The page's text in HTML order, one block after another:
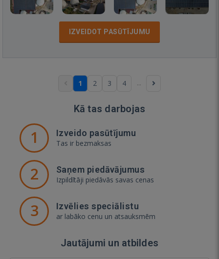
IZVEIDOT PASŪTĪJUMU
1 2 3 4 ...
Kā tas darbojas
1 Izveido pasūtījumu
Tas ir bezmaksas
2 Saņem piedāvājumus
Izpildītāji piedāvās savas cenas
3 Izvēlies speciālistu
ar labāko cenu un atsauksmēm
Jautājumi un atbildes